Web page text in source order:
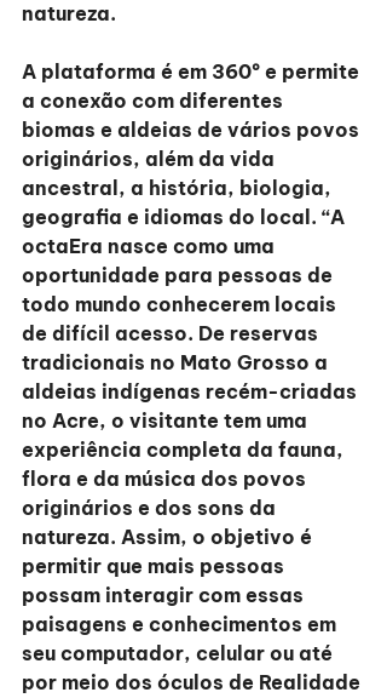
natureza.
A plataforma é em 360º e permite
a conexão com diferentes
biomas e aldeias de vários povos
originários, além da vida
ancestral, a história, biologia,
geografia e idiomas do local. “A
octaEra nasce como uma
oportunidade para pessoas de
todo mundo conhecerem locais
de difícil acesso. De reservas
tradicionais no Mato Grosso a
aldeias indígenas recém-criadas
no Acre, o visitante tem uma
experiência completa da fauna,
flora e da música dos povos
originários e dos sons da
natureza. Assim, o objetivo é
permitir que mais pessoas
possam interagir com essas
paisagens e conhecimentos em
seu computador, celular ou até
por meio dos óculos de Realidade